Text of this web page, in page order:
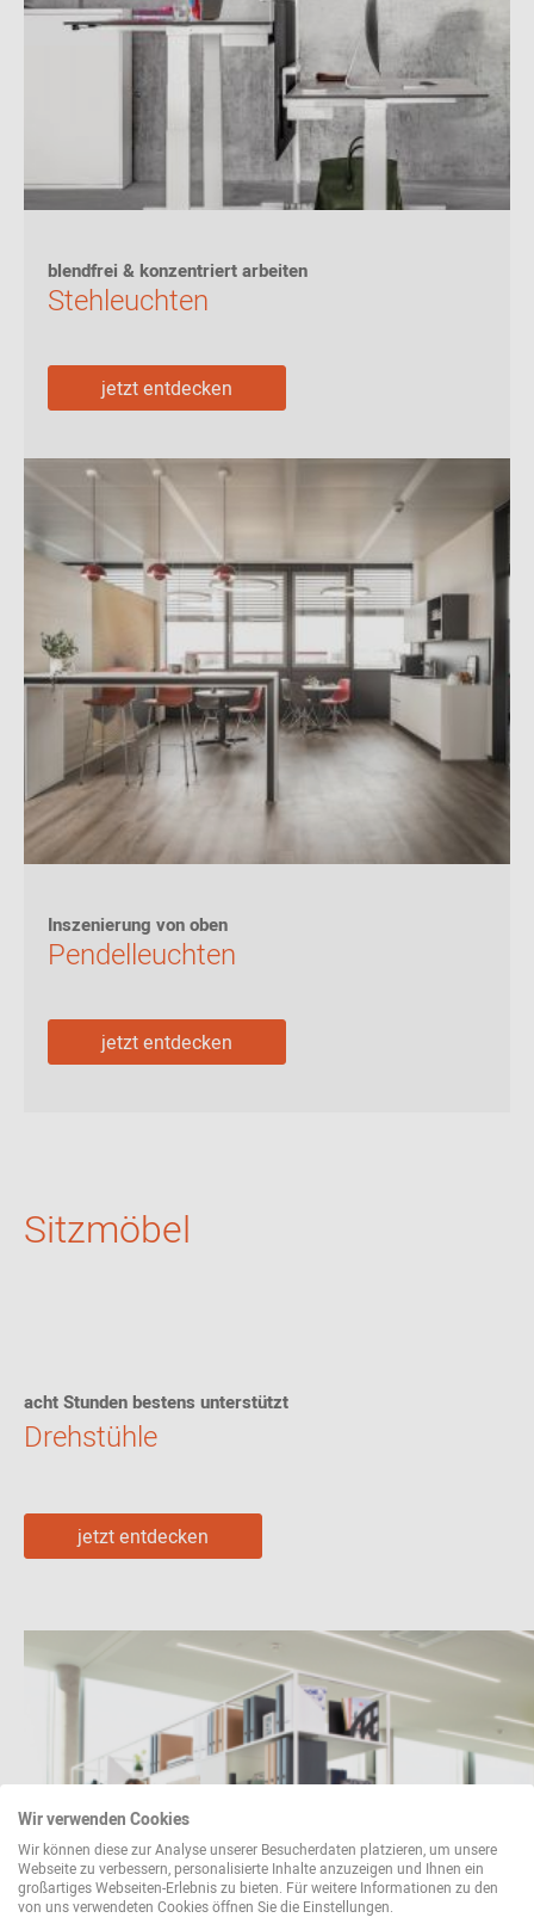
blendfrei & konzentriert arbeiten
Stehleuchten
jetzt entdecken
Inszenierung von oben
Pendelleuchten
jetzt entdecken
Sitzmöbel
acht Stunden bestens unterstützt
Drehstühle
jetzt entdecken
Wir verwenden Cookies
Wir können diese zur Analyse unserer Besucherdaten platzieren, um unsere
Webseite zu verbessern, personalisierte Inhalte anzuzeigen und Ihnen ein
großartiges Webseiten-Erlebnis zu bieten. Für weitere Informationen zu den
von uns verwendeten Cookies öffnen Sie die Einstellungen.